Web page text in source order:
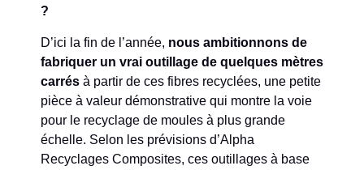
?
D’ici la fin de l’année, nous ambitionnons de
fabriquer un vrai outillage de quelques mètres
carrés à partir de ces fibres recyclées, une petite
pièce à valeur démonstrative qui montre la voie
pour le recyclage de moules à plus grande
échelle. Selon les prévisions d’Alpha
Recyclages Composites, ces outillages à base